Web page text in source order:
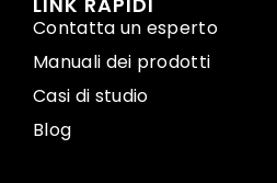
Contatta un esperto
Manuali dei prodotti
Casi di studio
Blog